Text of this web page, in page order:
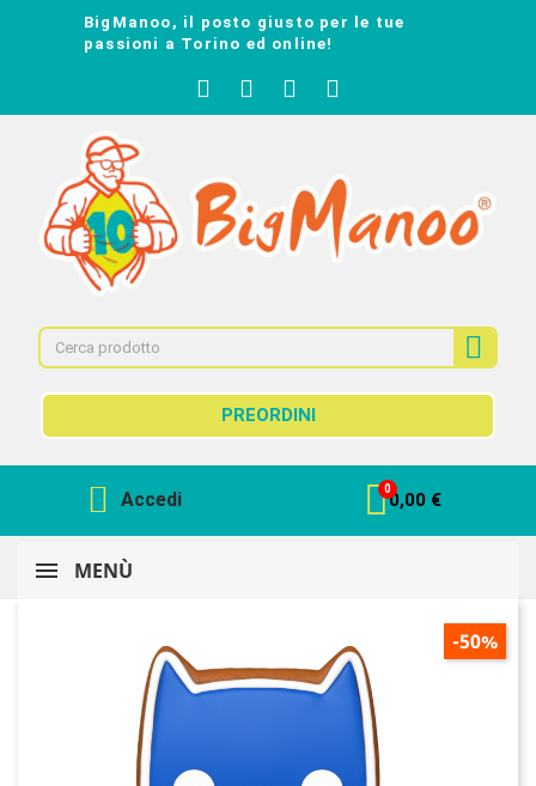
BigManoo, il posto giusto per le tue
passioni a Torino ed online!
PREORDINI
Accedi 0,00 €
MENÙ
-50%